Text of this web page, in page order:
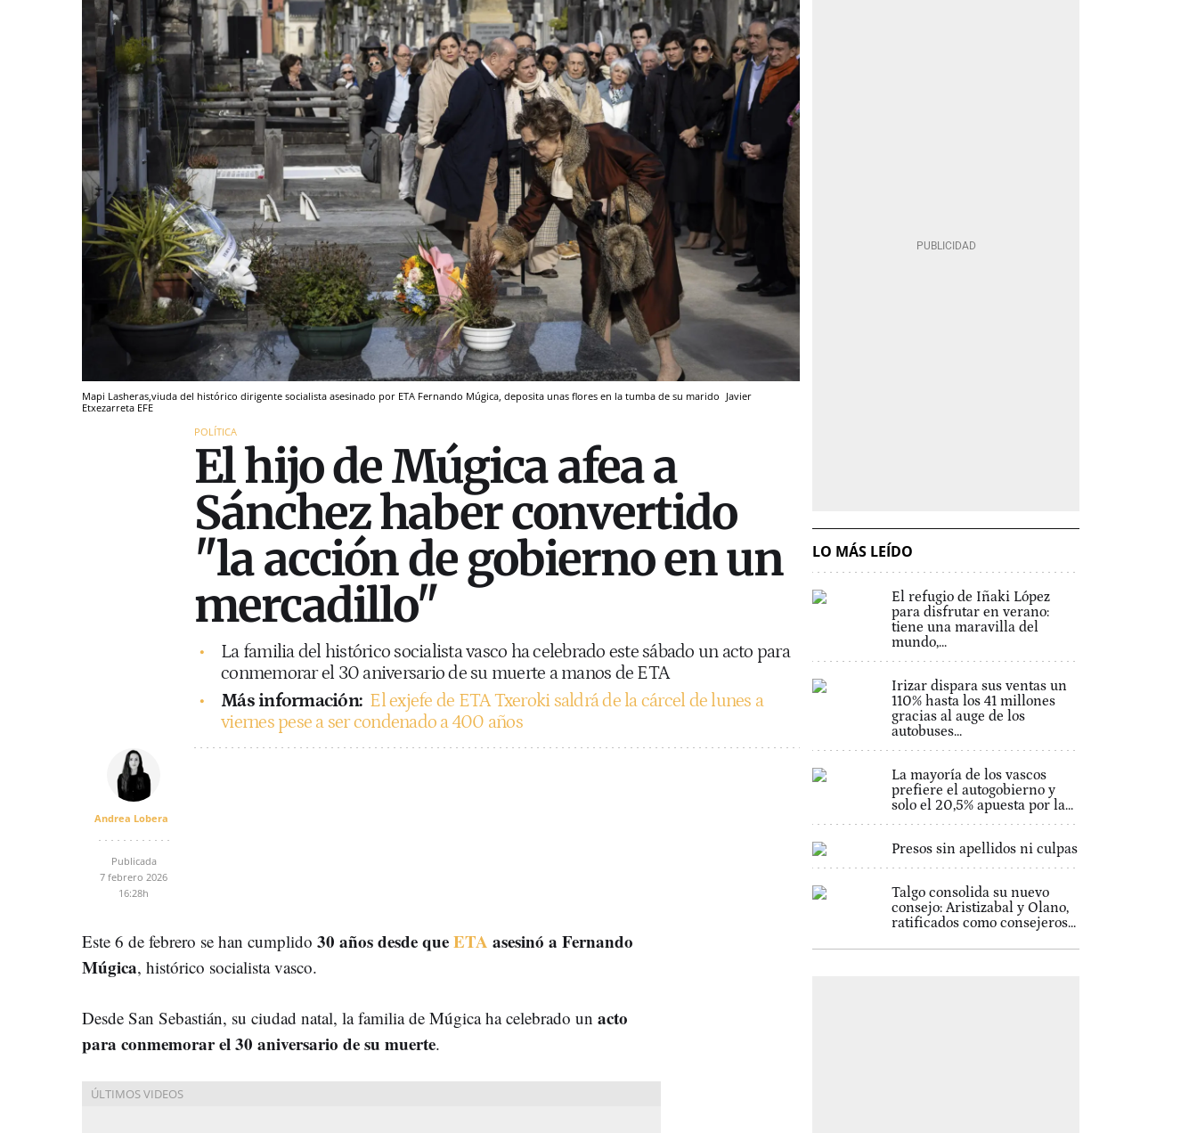
Mapi Lasheras,viuda del histórico dirigente socialista asesinado por ETA Fernando Múgica, deposita unas flores en la tumba de su marido Javier
Etxezarreta EFE
POLÍTICA
El hijo de Múgica afea a
Sánchez haber convertido
"la acción de gobierno en un
mercadillo"
La familia del histórico socialista vasco ha celebrado este sábado un acto para
conmemorar el 30 aniversario de su muerte a manos de ETA
Más información: El exjefe de ETA Txeroki saldrá de la cárcel de lunes a
viernes pese a ser condenado a 400 años
Andrea Lobera
Publicada
7 febrero 2026
16:28h
Este 6 de febrero se han cumplido 30 años desde queETA asesinó a Fernando
Múgica, histórico socialista vasco.
Desde San Sebastián, su ciudad natal, la familia de Múgica ha celebrado un acto
para conmemorar el 30 aniversario de su muerte.
LO MÁS LEÍDO
El refugio de Iñaki López
para disfrutar en verano:
tiene una maravilla del
mundo,...
Irizar dispara sus ventas un
110% hasta los 41 millones
gracias al auge de los
autobuses...
La mayoría de los vascos
prefiere el autogobierno y
solo el 20,5% apuesta por la...
Presos sin apellidos ni culpas
Talgo consolida su nuevo
consejo: Aristizabal y Olano,
ratificados como consejeros...